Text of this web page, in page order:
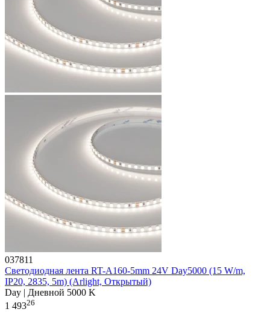
037811
Светодиодная лента RT-A160-5mm 24V Day5000 (15 W/m,
IP20, 2835, 5m) (Arlight, Открытый)
Day | Дневной 5000 K
1 49326